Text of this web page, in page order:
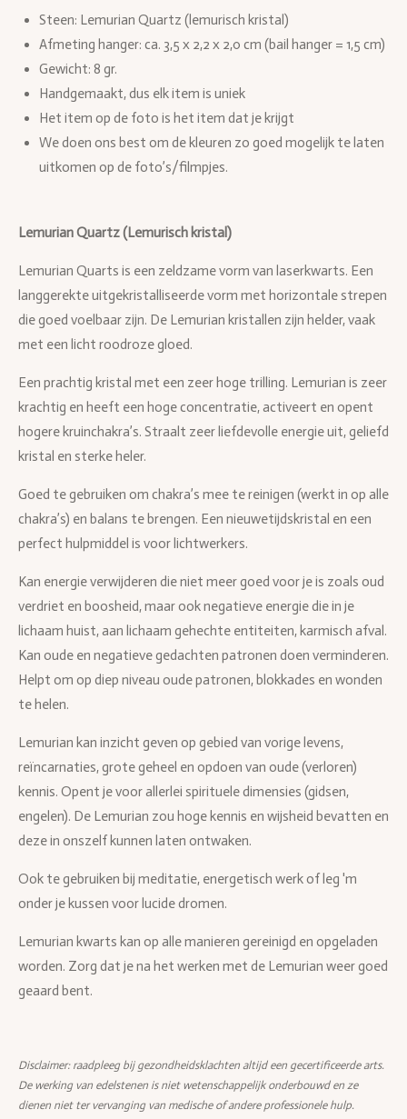
Steen: Lemurian Quartz (lemurisch kristal)
Afmeting hanger: ca. 3,5 x 2,2 x 2,0 cm (bail hanger = 1,5 cm)
Gewicht: 8 gr.
Handgemaakt, dus elk item is uniek
Het item op de foto is het item dat je krijgt
We doen ons best om de kleuren zo goed mogelijk te laten
uitkomen op de foto’s/filmpjes.
Lemurian Quartz (Lemurisch kristal)
Lemurian Quarts is een zeldzame vorm van laserkwarts. Een
langgerekte uitgekristalliseerde vorm met horizontale strepen
die goed voelbaar zijn. De Lemurian kristallen zijn helder, vaak
met een licht roodroze gloed.
Een prachtig kristal met een zeer hoge trilling. Lemurian is zeer
krachtig en heeft een hoge concentratie, activeert en opent
hogere kruinchakra’s. Straalt zeer liefdevolle energie uit, geliefd
kristal en sterke heler.
Goed te gebruiken om chakra’s mee te reinigen (werkt in op alle
chakra’s) en balans te brengen. Een nieuwetijdskristal en een
perfect hulpmiddel is voor lichtwerkers.
Kan energie verwijderen die niet meer goed voor je is zoals oud
verdriet en boosheid, maar ook negatieve energie die in je
lichaam huist, aan lichaam gehechte entiteiten, karmisch afval.
Kan oude en negatieve gedachten patronen doen verminderen.
Helpt om op diep niveau oude patronen, blokkades en wonden
te helen.
Lemurian kan inzicht geven op gebied van vorige levens,
reïncarnaties, grote geheel en opdoen van oude (verloren)
kennis. Opent je voor allerlei spirituele dimensies (gidsen,
engelen). De Lemurian zou hoge kennis en wijsheid bevatten en
deze in onszelf kunnen laten ontwaken.
Ook te gebruiken bij meditatie, energetisch werk of leg 'm
onder je kussen voor lucide dromen.
Lemurian kwarts kan op alle manieren gereinigd en opgeladen
worden. Zorg dat je na het werken met de Lemurian weer goed
geaard bent.
Disclaimer: raadpleeg bij gezondheidsklachten altijd een gecertificeerde arts.
De werking van edelstenen is niet wetenschappelijk onderbouwd en ze
dienen niet ter vervanging van medische of andere professionele hulp.